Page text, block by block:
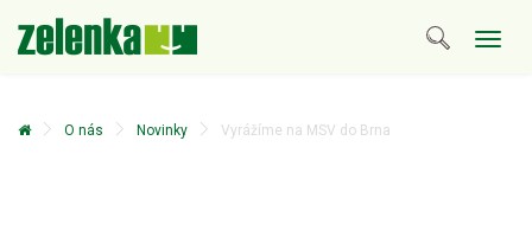
O nás Novinky Vyrážíme na MSV do Brna